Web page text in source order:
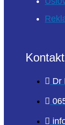
Kontakt
Dr